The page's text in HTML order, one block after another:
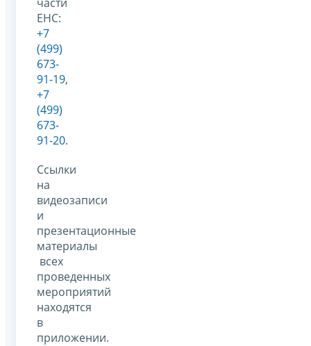
ЕНС:
+7
(499)
673-
91-19,
+7
(499)
673-
91-20.
Ссылки
на
видеозаписи
и
презентационные
материалы
всех
проведенных
мероприятий
находятся
в
приложении.